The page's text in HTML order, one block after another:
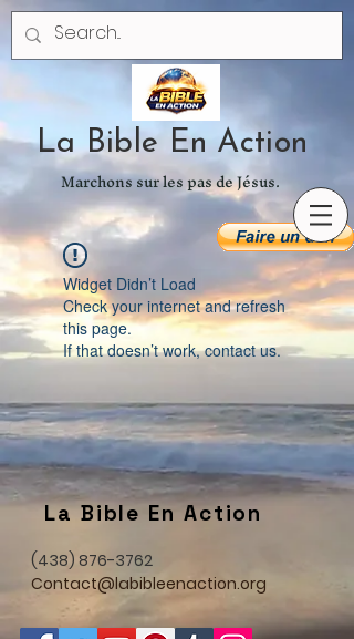
Marchons sur les pas de Jésus.
La Bible En Action
Widget Didn’t Load
Check your internet and refresh
this page.
If that doesn’t work, contact us.
La Bible En Action
(438) 876-3762
Contact@labibleenaction.org